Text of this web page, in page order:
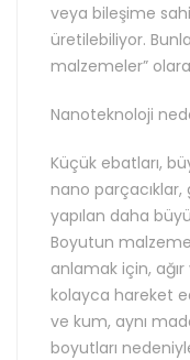
veya bileşime
üretilebiliyor.
malzemeler”
Nanoteknoloji
Küçük ebatları,
nano
yapılan daha
Boyutun
anlamak için,
kolayca hareket
ve kum, aynı
boyutları